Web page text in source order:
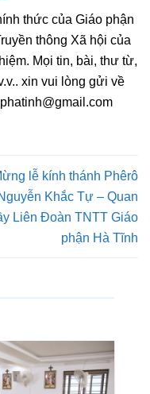
thức của Giáo phận
thông Xã hội của
Mọi tin, bài, thư từ,
xin vui lòng gửi về
lễ kính thánh Phêrô
Khắc Tự – Quan
Liên Đoàn TNTT Giáo
phận Hà Tĩnh